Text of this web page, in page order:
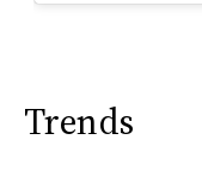
Trends